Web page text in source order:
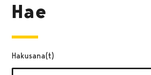
Hae
Hakusana(t)